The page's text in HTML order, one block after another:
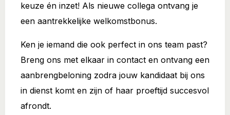
keuze én inzet! Als nieuwe collega ontvang je
een aantrekkelijke welkomstbonus.
Ken je iemand die ook perfect in ons team past?
Breng ons met elkaar in contact en ontvang een
aanbrengbeloning zodra jouw kandidaat bij ons
in dienst komt en zijn of haar proeftijd succesvol
afrondt.